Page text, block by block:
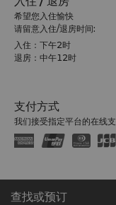
希望您入住愉快
请留意入住/退房时间:
入住：下午2时
退房：中午12时
支付方式
我们接受指定平台的在线
查找或预订